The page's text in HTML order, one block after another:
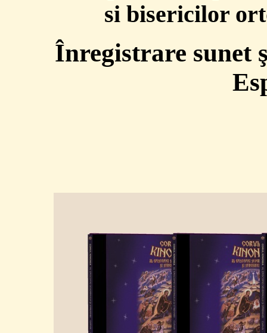
si bisericilor
Înregistrare sunet